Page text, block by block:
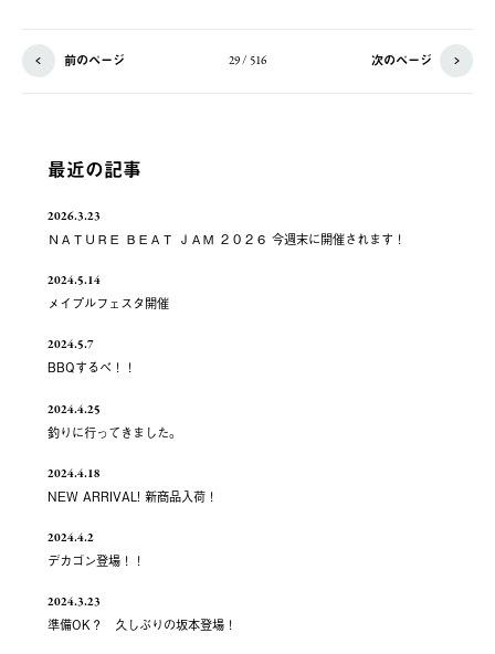
前のページ 29 / 516 次のページ
最近の記事
2026.3.23
ＮＡＴＵＲＥ ＢＥＡＴ ＪＡＭ ２０２６ 今週末に開催されます！
2024.5.14
メイプルフェスタ開催
2024.5.7
BBQするべ！！
2024.4.25
釣りに行ってきました。
2024.4.18
NEW ARRIVAL! 新商品入荷！
2024.4.2
デカゴン登場！！
2024.3.23
準備OK？ 久しぶりの坂本登場！